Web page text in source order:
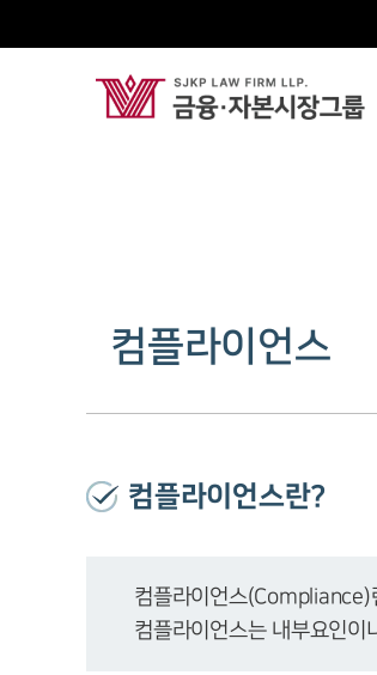
컴플라이언스
컴플라이언스란?
컴플라이언스(Compliance)
컴플라이언스는 내부요인이